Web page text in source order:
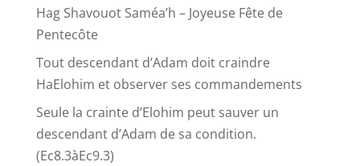
Hag Shavouot Saméa’h – Joyeuse Fête de
Pentecôte
Tout descendant d’Adam doit craindre
HaElohim et observer ses commandements
Seule la crainte d’Elohim peut sauver un
descendant d’Adam de sa condition.
(Ec8.3àEc9.3)